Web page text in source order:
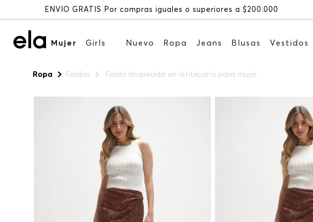
Recibe: 15%OFF
Mujer Girls Nuevo Ropa Jeans Blusas Vestidos
Ropa Faldas Falda drapeada en lentejuela para mujer